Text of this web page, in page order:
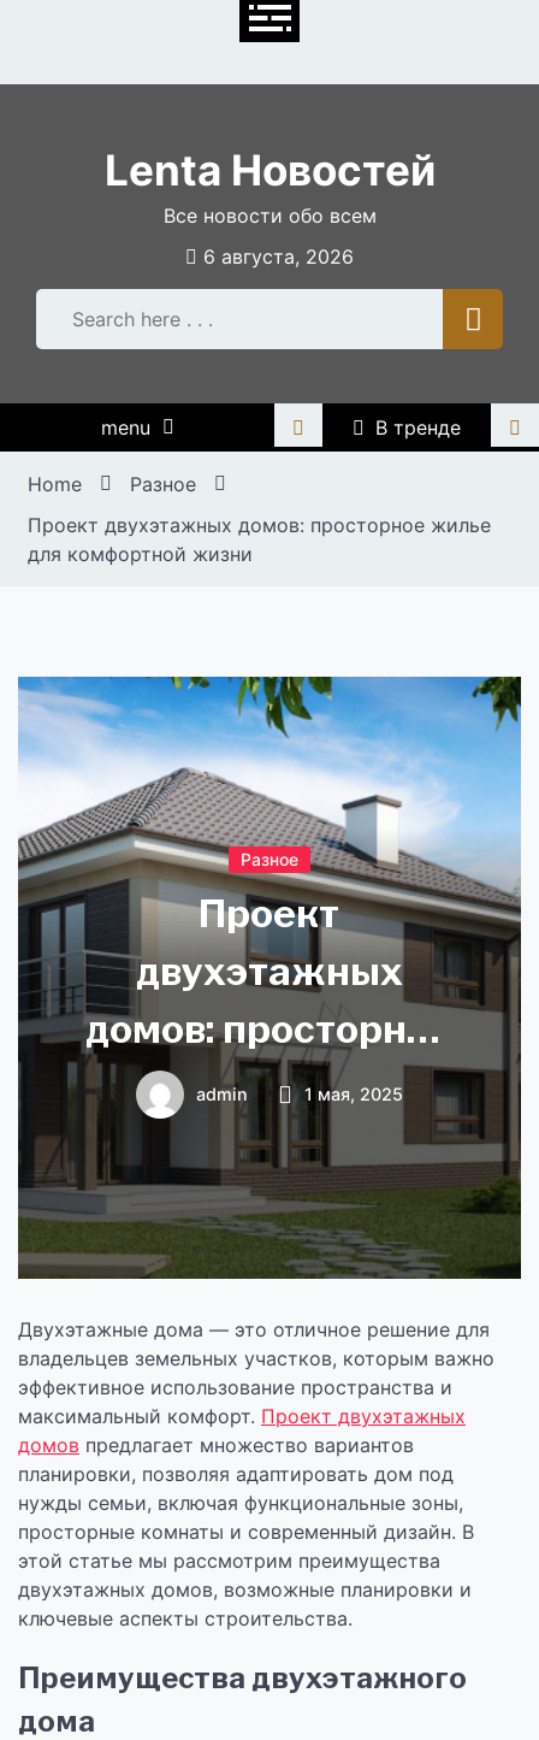
Lenta Новостей
Все новости обо всем
6 августа, 2026
menu В тренде
Home
Разное
Проект двухэтажных домов: просторное жилье
для комфортной жизни
Разное
Проект
двухэтажных
домов: просторное
жилье для
комфортной
жизни
admin 1 мая, 2025
Двухэтажные дома — это отличное решение для
владельцев земельных участков, которым важно
эффективное использование пространства и
максимальный комфорт. Проект двухэтажных
домов предлагает множество вариантов
планировки, позволяя адаптировать дом под
нужды семьи, включая функциональные зоны,
просторные комнаты и современный дизайн. В
этой статье мы рассмотрим преимущества
двухэтажных домов, возможные планировки и
ключевые аспекты строительства.
Преимущества двухэтажного
дома